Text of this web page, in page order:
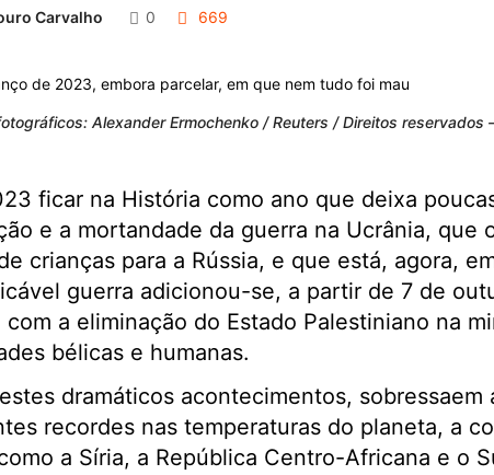
Carvalho 0 669
Alexander Ermochenko / Reuters / Direitos reservados
ficar na História como ano que deixa
e a mortandade da guerra na Ucrânia, que
crianças para a Rússia, e que está, agora,
guerra adicionou-se, a partir de 7 de
com a eliminação do Estado Palestiniano na
bélicas e humanas.
dramáticos acontecimentos, sobressaem
recordes nas temperaturas do planeta, a
a Síria, a República Centro-Africana e o